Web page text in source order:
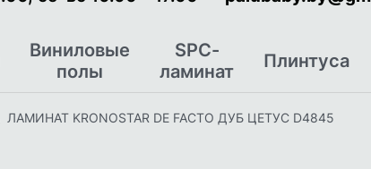
Виниловые
полы
SPC-
ламинат
Плинтуса
ЛАМИНАТ KRONOSTAR DE FACTO ДУБ ЦЕТУС D4845